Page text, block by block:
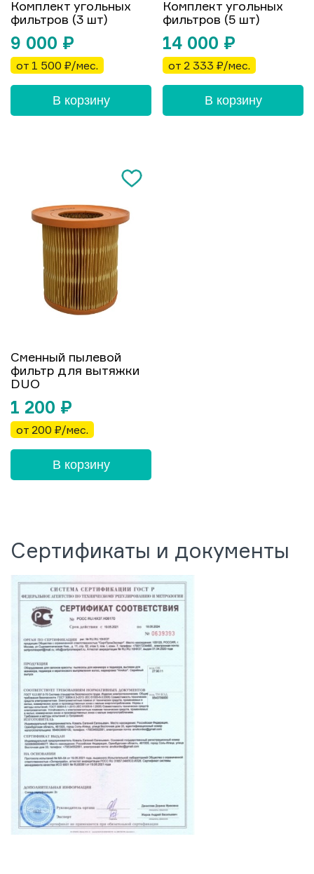
Комплект угольных
фильтров (3 шт)
9 000 ₽
от 1 500 ₽/мес.
В корзину
Комплект угольных
фильтров (5 шт)
14 000 ₽
от 2 333 ₽/мес.
В корзину
Сменный пылевой
фильтр для вытяжки
DUO
1 200 ₽
от 200 ₽/мес.
В корзину
Сертификаты и документы